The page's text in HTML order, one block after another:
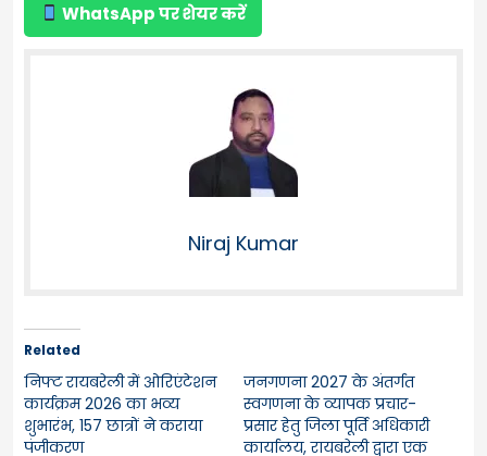
WhatsApp पर शेयर करें
Niraj Kumar
Related
निफ्ट रायबरेली में ओरिएंटेशन
कार्यक्रम 2026 का भव्य
शुभारंभ, 157 छात्रों ने कराया
पंजीकरण
जनगणना 2027 के अंतर्गत
स्वगणना के व्यापक प्रचार-
प्रसार हेतु जिला पूर्ति अधिकारी
कार्यालय, रायबरेली द्वारा एक